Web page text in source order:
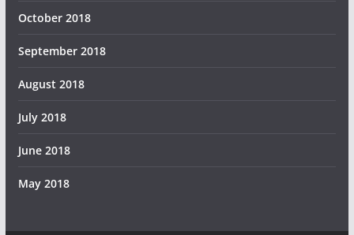
October 2018
September 2018
August 2018
July 2018
June 2018
May 2018